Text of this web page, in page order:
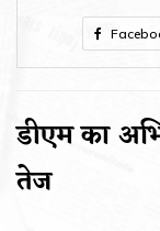
डीएम का
तेज